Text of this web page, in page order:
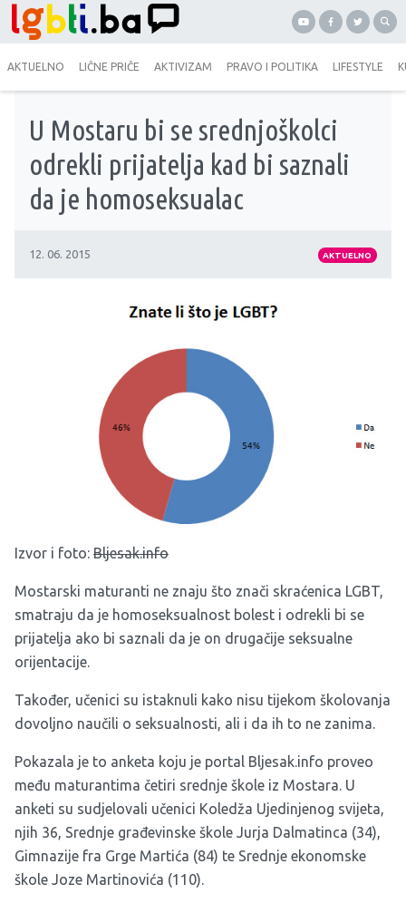
AKTUELNO LIČNE PRIČE AKTIVIZAM PRAVO I POLITIKA LIFESTYLE
U Mostaru bi se srednjoškolci
odrekli prijatelja kad bi saznali
da je homoseksualac
12. 06. 2015 AKTUELNO
Izvor i foto: Bljesak.info
Mostarski maturanti ne znaju što znači skraćenica LGBT,
smatraju da je homoseksualnost bolest i odrekli bi se
prijatelja ako bi saznali da je on drugačije seksualne
orijentacije.
Također, učenici su istaknuli kako nisu tijekom školovanja
dovoljno naučili o seksualnosti, ali i da ih to ne zanima.
Pokazala je to anketa koju je portal Bljesak.info proveo
među maturantima četiri srednje škole iz Mostara. U
anketi su sudjelovali učenici Koledža Ujedinjenog svijeta,
njih 36, Srednje građevinske škole Jurja Dalmatinca (34),
Gimnazije fra Grge Martića (84) te Srednje ekonomske
škole Joze Martinovića (110).